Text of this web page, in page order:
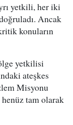
yetkili, her iki
Ancak
konuların
yetkilisi
ateşkes
Misyonu
tam olarak